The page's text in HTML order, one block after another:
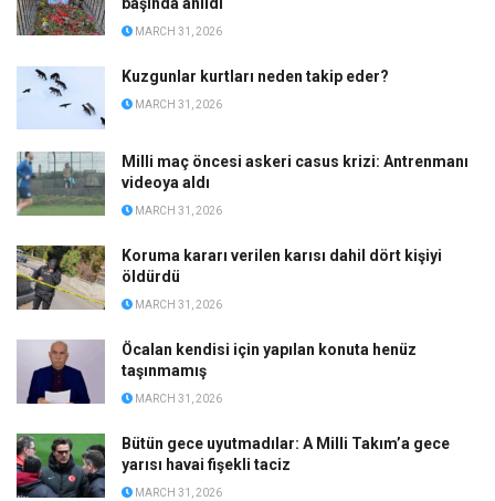
MARCH 31, 2026
Kuzgunlar kurtları neden takip eder?
MARCH 31, 2026
Milli maç öncesi askeri casus krizi: Antrenmanı
videoya aldı
MARCH 31, 2026
Koruma kararı verilen karısı dahil dört kişiyi
öldürdü
MARCH 31, 2026
Öcalan kendisi için yapılan konuta henüz
taşınmamış
MARCH 31, 2026
Bütün gece uyutmadılar: A Milli Takım’a gece
yarısı havai fişekli taciz
MARCH 31, 2026